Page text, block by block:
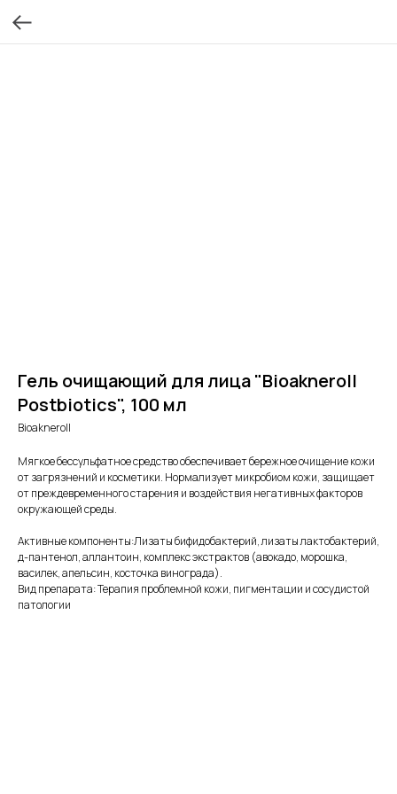
Гель очищающий для лица "Bioakneroll
Postbiotics", 100 мл
Bioakneroll
Мягкое бессульфатное средство обеспечивает бережное очищение кожи
от загрязнений и косметики. Нормализует микробиом кожи, защищает
от преждевременного старения и воздействия негативных факторов
окружающей среды.
Активные компоненты:Лизаты бифидобактерий, лизаты лактобактерий,
д-пантенол, аллантоин, комплекс экстрактов (авокадо, морошка,
василек, апельсин, косточка винограда).
Вид препарата: Терапия проблемной кожи, пигментации и сосудистой
патологии